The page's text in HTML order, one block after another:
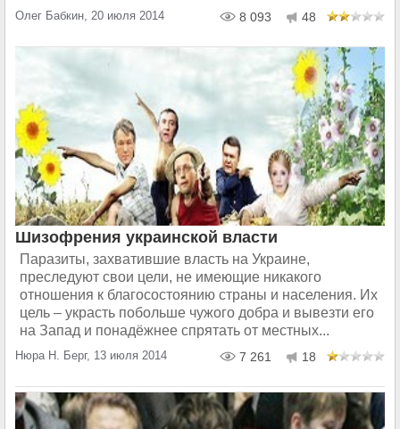
Олег Бабкин, 20 июля 2014 8 093 48
Шизофрения украинской власти
Паразиты, захватившие власть на Украине,
преследуют свои цели, не имеющие никакого
отношения к благосостоянию страны и населения. Их
цель – украсть побольше чужого добра и вывезти его
на Запад и понадёжнее спрятать от местных...
Нюра Н. Берг, 13 июля 2014 7 261 18